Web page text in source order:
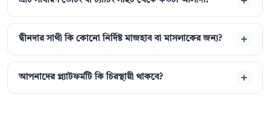
দ্বীনদার সাথী কি কোনো নির্দিষ্ট মাজহাব বা মাসলাকের জন্য?
আপনাদের প্ল্যাটফর্মটি কি চিরস্থায়ী থাকবে?